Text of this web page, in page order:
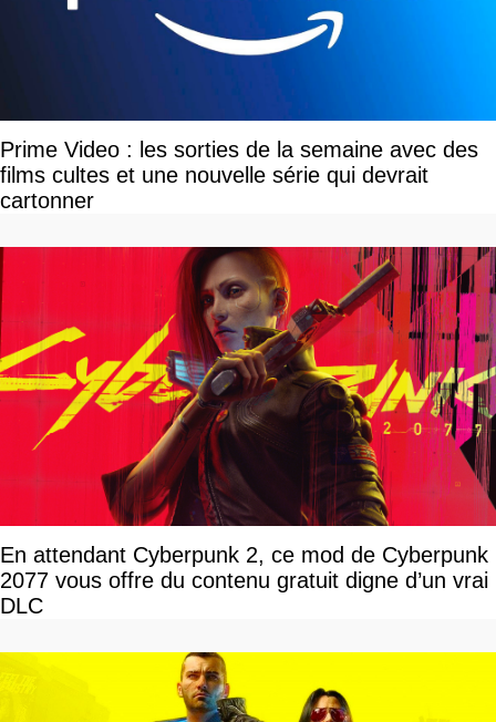
Prime Video : les sorties de la semaine avec des
films cultes et une nouvelle série qui devrait
cartonner
En attendant Cyberpunk 2, ce mod de Cyberpunk
2077 vous offre du contenu gratuit digne d’un vrai
DLC